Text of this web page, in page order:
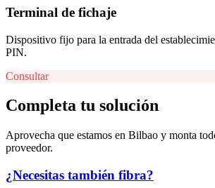
Terminal de fichaje
Dispositivo fijo para la entrada del
PIN.
Consultar
Completa tu solución
Aprovecha que estamos en Bilbao y monta
proveedor.
¿Necesitas también fibra?